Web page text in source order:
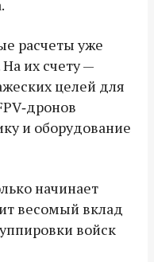
расчеты уже
их счету —
целей для
и оборудование
начинает
весомый вклад
войск